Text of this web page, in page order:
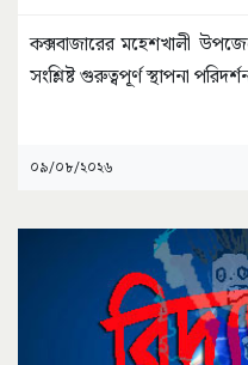
কক্সবাজারের মহেশখালী
সংশ্লিষ্ট গুরুত্বপূর্ণ স্থাপনা
০৯/০৮/২০২৬